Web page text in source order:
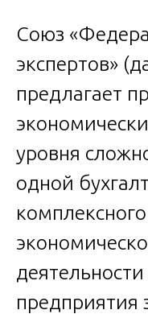
Союз
экспертов»
предлагает
уровня
одной
предприятия